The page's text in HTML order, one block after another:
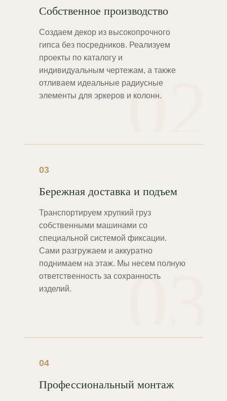
02
Собственное производство
Создаем декор из высокопрочного
гипса без посредников. Реализуем
проекты по каталогу и
индивидуальным чертежам, а также
отливаем идеальные радиусные
элементы для эркеров и колонн.
03
03
Бережная доставка и подъем
Транспортируем хрупкий груз
собственными машинами со
специальной системой фиксации.
Сами разгружаем и аккуратно
поднимаем на этаж. Мы несем полную
ответственность за сохранность
изделий.
04
Профессиональный монтаж